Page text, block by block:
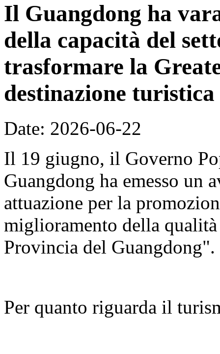
Il Guangdong ha
della capacità del
trasformare la
destinazione
Date: 2026-06-22
Il 19 giugno, il Governo
Guangdong ha emesso un
attuazione per la
miglioramento della
Provincia del Guangdong".
Per quanto riguarda il